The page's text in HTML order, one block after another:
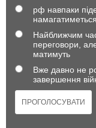
рф навпаки
Найближчим
переговори,
матимуть
Вже давно не
завершення